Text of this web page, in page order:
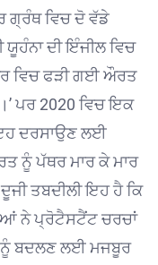
ਗ੍ਰੰਥ ਵਿਚ ਦੋ ਵੱਡੇ
ਯੂਹੰਨਾ ਦੀ ਇੰਜੀਲ ਵਿਚ
ਵਿਚ ਫੜੀ ਗਈ ਔਰਤ
ਪਰ 2020 ਵਿਚ ਇਕ
ਇਹ ਦਰਸਾਉਣ ਲਈ
ਨੂੰ ਪੱਥਰ ਮਾਰ ਕੇ ਮਾਰ
ਦੂਜੀ ਤਬਦੀਲੀ ਇਹ ਹੈ ਕਿ
ਨੇ ਪ੍ਰੋਟੈਸਟੈਂਟ ਚਰਚਾਂ
ਨੂੰ ਬਦਲਣ ਲਈ ਮਜਬੂਰ